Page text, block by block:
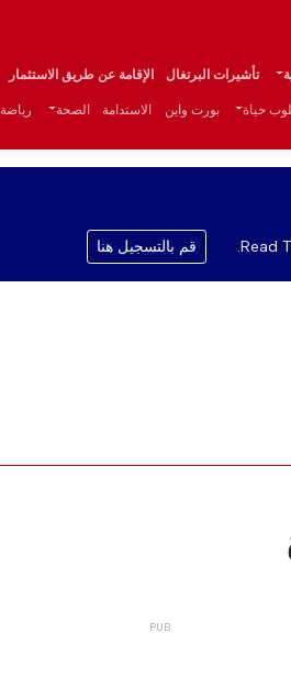
تأشيرات البرتغال الإقامة عن طريق الاستثمار
حياة بورت واين الاستدامة الصحة رياضة
Read قم بالتسجيل هنا